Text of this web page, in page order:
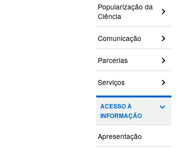
Popularização da
Ciência
Comunicação
Parcerias
Serviços
ACESSO À
INFORMAÇÃO
Apresentação